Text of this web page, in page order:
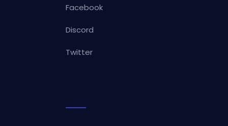
Facebook
Discord
Twitter